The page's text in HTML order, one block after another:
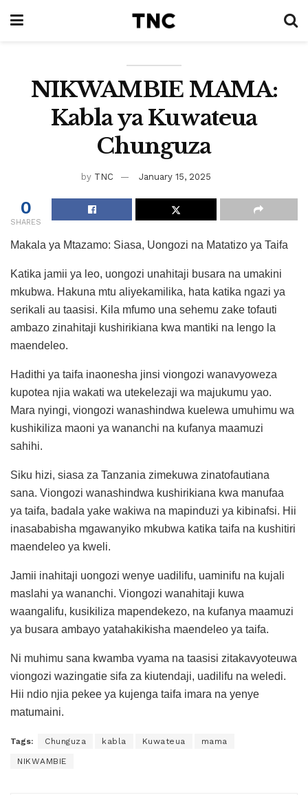
NIKWAMBIE MAMA:
Kabla ya Kuwateua
Chunguza
by TNC January 15, 2025
0
SHARES
Makala ya Mtazamo: Siasa, Uongozi na Matatizo ya Taifa
Katika jamii ya leo, uongozi unahitaji busara na umakini
mkubwa. Hakuna mtu aliyekamilika, hata katika ngazi ya
serikali au taasisi. Kila mfumo una sehemu zake tofauti
ambazo zinahitaji kushirikiana kwa mantiki na lengo la
maendeleo.
Hadithi ya taifa inaonesha jinsi viongozi wanavyoweza
kupotea njia wakati wa utekelezaji wa majukumu yao.
Mara nyingi, viongozi wanashindwa kuelewa umuhimu wa
kushikiliza maoni ya wananchi na kufanya maamuzi
sahihi.
Siku hizi, siasa za Tanzania zimekuwa zinatofautiana
sana. Viongozi wanashindwa kushirikiana kwa manufaa
ya taifa, badala yake wakiwa na mapinduzi ya kibinafsi. Hii
inasababisha mgawanyiko mkubwa katika taifa na kushitiri
maendeleo ya kweli.
Jamii inahitaji uongozi wenye uadilifu, uaminifu na kujali
maslahi ya wananchi. Viongozi wanahitaji kuwa
waangalifu, kusikiliza mapendekezo, na kufanya maamuzi
ya busara ambayo yatahakikisha maendeleo ya taifa.
Ni muhimu sana kwamba vyama na taasisi zitakavyoteuwa
viongozi wazingatie sifa za kiutendaji, uadilifu na weledi.
Hii ndio njia pekee ya kujenga taifa imara na yenye
matumaini.
Tags: Chunguza kabla Kuwateua mama
NIKWAMBIE